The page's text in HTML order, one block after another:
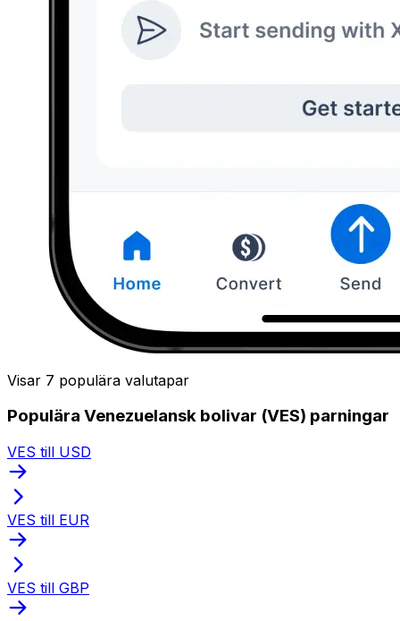
Visar 7 populära valutapar
Populära Venezuelansk bolivar (VES) parningar
VES till USD
VES till EUR
VES till GBP